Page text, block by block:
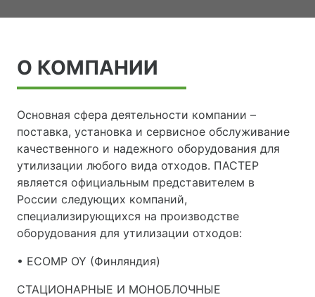
О КОМПАНИИ
Основная сфера деятельности компании –
поставка, установка и сервисное обслуживание
качественного и надежного оборудования для
утилизации любого вида отходов. ПАСТЕР
является официальным представителем в
России следующих компаний,
специализирующихся на производстве
оборудования для утилизации отходов:
• ECOMP OY (Финляндия)
СТАЦИОНАРНЫЕ И МОНОБЛОЧНЫЕ